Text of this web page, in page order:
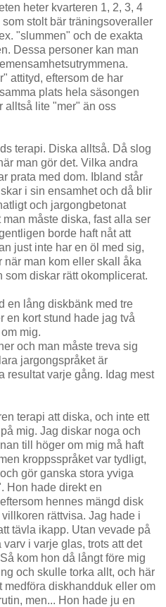
heter kvarteren 1, 2, 3, 4
stolt bär träningsoveraller
"slummen" och de exakta
Dessa personer kan man
attityd, eftersom de har
plats hela säsongen
alltså lite "mer" än oss
terapi. Diska alltså. Då slog
man gör det. Vilka andra
prata med dom. Ibland står
i sin ensamhet och då blir
och jargongbetonat
måste diska, fast alla ser
borde haft nåt att
just inte har en öl med sig,
man kom eller skall åka
som diskar rätt okomplicerat.
en lång diskbänk med tre
en kort stund hade jag två
mig.
och man måste treva sig
jargongspråket är
resultat varje gång. Idag mest
terapi att diska, och inte ett
mig. Jag diskar noga och
till höger om mig må haft
kroppsspråket var tydligt,
gör ganska stora yviga
Hon hade direkt en
hennes mängd disk
rättvisa. Jag hade i
tävla ikapp. Utan vevade på
i varje glas, trots att det
kom hon då långt före mig
och skulle torka allt, och här
medföra diskhandduk eller om
men... Hon hade ju en